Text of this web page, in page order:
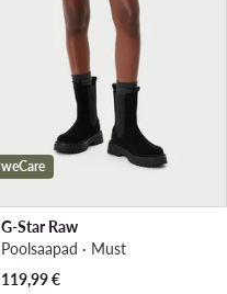
weCare
G-Star Raw
Poolsaapad · Must
119,99€